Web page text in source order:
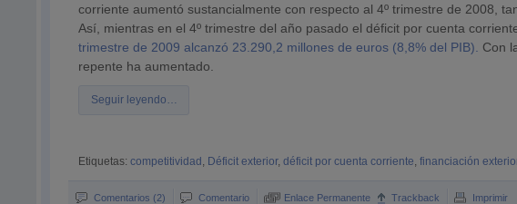
corriente aumentó sustancialmente con respecto al 4º trimestre de 2008,
Así, mientras en el 4º trimestre del año pasado el déficit por cuenta
trimestre de 2009 alcanzó 23.290,2 millones de euros (8,8% del PIB).
Con
repente ha aumentado.
Seguir leyendo…
Etiquetas:competitividad , Déficit exterior,déficit por cuenta corriente,financiación
Comentarios (2) Comentario Enlace Permanente Trackback Imprimir